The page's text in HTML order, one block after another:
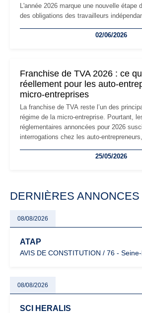
L'année 2026 marque une nouvelle étape
des obligations des travailleurs
les auto-entrepreneurs devront s'adapter à
02/06/2026
Franchise de TVA 2026 : ce
réellement pour les auto-
micro-entreprises
La franchise de TVA reste l’un des
régime de la micro-entreprise. Pourtant,
réglementaires annoncées pour 2026
interrogations chez les auto-
facturation ou risque de bascule vers la
25/05/2026
DERNIÈRES ANNONCES
08/08/2026
ATAP
AVIS DE CONSTITUTION / 76 -
08/08/2026
SCI HERALIS